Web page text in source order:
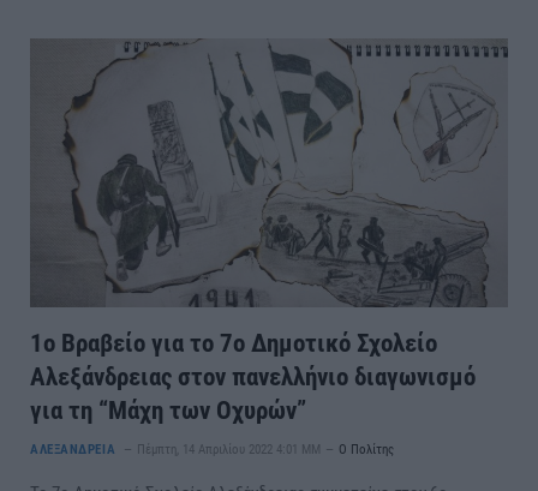
1ο Βραβείο για το 7ο Δημοτικό Σχολείο
Αλεξάνδρειας στον πανελλήνιο διαγωνισμό
για τη “Μάχη των Οχυρών”
ΑΛΕΞΑΝΔΡΕΙΑ Πέμπτη, 14 Απριλίου 2022 4:01 ΜΜ Ο Πολίτης